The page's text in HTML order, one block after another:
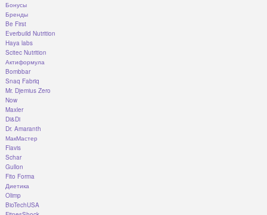
Бонусы
Бренды
Be First
Everbuild Nutrition
Haya labs
Scitec Nutrition
Актиформула
Bombbar
Snaq Fabriq
Mr. Djemius Zero
Now
Maxler
Di&Di
Dr. Amaranth
МакМастер
Flavis
Schar
Gullon
Fito Forma
Диетика
Olimp
BioTechUSA